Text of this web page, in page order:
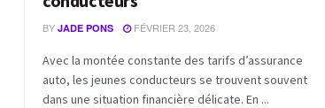
BY JADE PONS FÉVRIER 23, 2026
Avec la montée constante des tarifs d’assurance
auto, les jeunes conducteurs se trouvent souvent
dans une situation financière délicate. En ...